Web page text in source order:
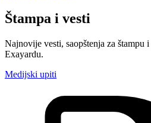
Štampa i vesti
Najnovije vesti, saopštenja za štampu
Exayardu.
Medijski upiti